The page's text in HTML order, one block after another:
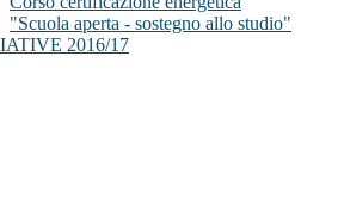
"Scuola aperta - sostegno allo studio"
2016/17